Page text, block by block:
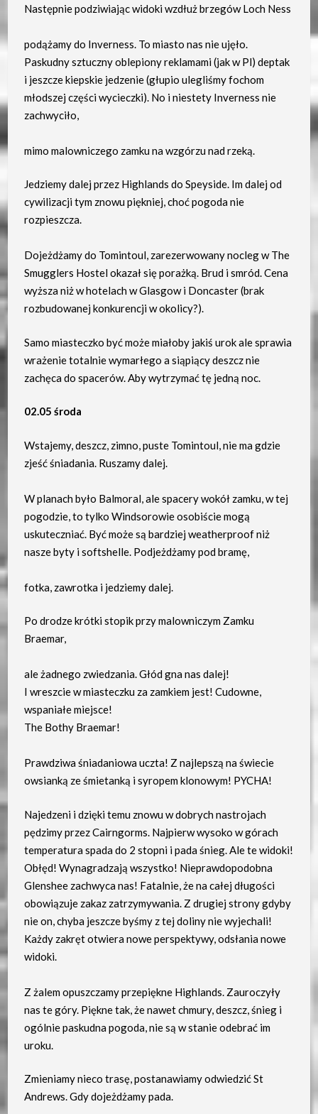
Następnie podziwiając widoki wzdłuż brzegów Loch Ness
podążamy do Inverness. To miasto nas nie ujęło.
Paskudny sztuczny oblepiony reklamami (jak w Pl) deptak
i jeszcze kiepskie jedzenie (głupio ulegliśmy fochom
młodszej części wycieczki). No i niestety Inverness nie
zachwyciło,
mimo malowniczego zamku na wzgórzu nad rzeką.
Jedziemy dalej przez Highlands do Speyside. Im dalej od
cywilizacji tym znowu piękniej, choć pogoda nie
rozpieszcza.
Dojeżdżamy do Tomintoul, zarezerwowany nocleg w The
Smugglers Hostel okazał się porażką. Brud i smród. Cena
wyższa niż w hotelach w Glasgow i Doncaster (brak
rozbudowanej konkurencji w okolicy?).
Samo miasteczko być może miałoby jakiś urok ale sprawia
wrażenie totalnie wymarłego a siąpiący deszcz nie
zachęca do spacerów. Aby wytrzymać tę jedną noc.
02.05 środa
Wstajemy, deszcz, zimno, puste Tomintoul, nie ma gdzie
zjeść śniadania. Ruszamy dalej.
W planach było Balmoral, ale spacery wokół zamku, w tej
pogodzie, to tylko Windsorowie osobiście mogą
uskuteczniać. Być może są bardziej weatherproof niż
nasze byty i softshelle. Podjeżdżamy pod bramę,
fotka, zawrotka i jedziemy dalej.
Po drodze krótki stopik przy malowniczym Zamku
Braemar,
ale żadnego zwiedzania. Głód gna nas dalej!
I wreszcie w miasteczku za zamkiem jest! Cudowne,
wspaniałe miejsce!
The Bothy Braemar!
Prawdziwa śniadaniowa uczta! Z najlepszą na świecie
owsianką ze śmietanką i syropem klonowym! PYCHA!
Najedzeni i dzięki temu znowu w dobrych nastrojach
pędzimy przez Cairngorms. Najpierw wysoko w górach
temperatura spada do 2 stopni i pada śnieg. Ale te widoki!
Obłęd! Wynagradzają wszystko! Nieprawdopodobna
Glenshee zachwyca nas! Fatalnie, że na całej długości
obowiązuje zakaz zatrzymywania. Z drugiej strony gdyby
nie on, chyba jeszcze byśmy z tej doliny nie wyjechali!
Każdy zakręt otwiera nowe perspektywy, odsłania nowe
widoki.
Z żalem opuszczamy przepiękne Highlands. Zauroczyły
nas te góry. Piękne tak, że nawet chmury, deszcz, śnieg i
ogólnie paskudna pogoda, nie są w stanie odebrać im
uroku.
Zmieniamy nieco trasę, postanawiamy odwiedzić St
Andrews. Gdy dojeżdżamy pada.